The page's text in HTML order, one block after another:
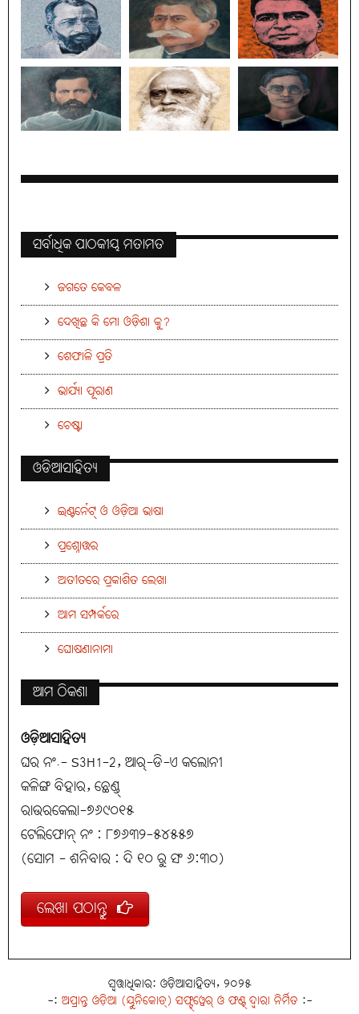
ସର୍ବାଧିକ ପାଠକୀୟ ମତାମତ
ଜଗତେ କେବଳ
ଦେଖିଛ କି ମୋ ଓଡ଼ିଶା କୁ?
ଶେଫାଳି ପ୍ରତି
ଭାର୍ଯ୍ୟା ପୂରାଣ
ଚେଷ୍ଟା
ଓଡିଆସାହିତ୍ୟ
ଇଣ୍ଟର୍ନେଟ୍ ଓ ଓଡ଼ିଆ ଭାଷା
ପ୍ରଶ୍ନୋତ୍ତର
ଅତୀତରେ ପ୍ରକାଶିତ ଲେଖା
ଆମ ସମ୍ପର୍କରେ
ଘୋଷଣାନାମା
ଆମ ଠିକଣା
ଓଡ଼ିଆସାହିତ୍ୟ
ଘର ନଂ.- S3H1-2, ଆର୍-ଡି-ଏ କଲୋନୀ
କଳିଙ୍ଗ ବିହାର, ଛେଣ୍ଡ୍
ରାଉରକେଲା-୭୬୯୦୧୫
ଟେଲିଫୋନ୍ ନଂ : ୮୭୬୩୨-୫୪୫୫୭
(ସୋମ - ଶନିବାର : ଦି ୧୦ ରୁ ସଂ ୬:୩୦)
ଲେଖା ପଠାନ୍ତୁ
ସ୍ୱତ୍ତାଧିକାର: ଓଡ଼ିଆସାହିତ୍ୟ, ୨୦୨୫
-: ଅପ୍ରାନ୍ତ ଓଡ଼ିଆ (ୟୁନିକୋଡ୍) ସଫ୍ଟ୍‌ୱେର୍ ଓ ଫଣ୍ଟ୍ ଦ୍ୱାରା ନିର୍ମିତ :-